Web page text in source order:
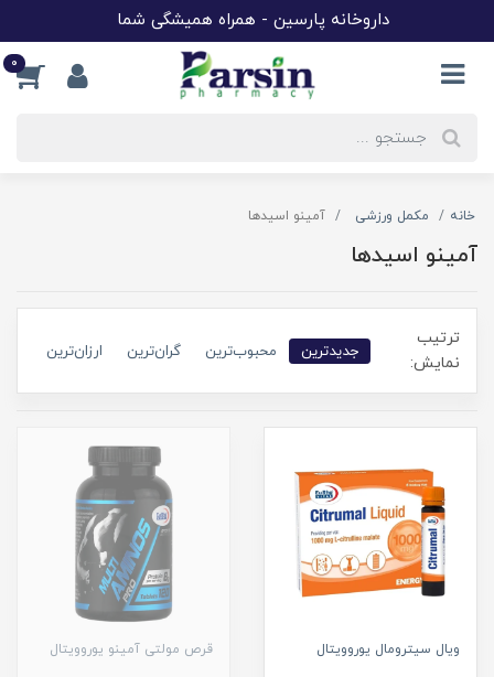
داروخانه پارسین - همراه همیشگی شما
0
خانه مکمل ورزشی آمینو اسیدها
آمینو اسیدها
ترتیب
نمایش:
جدیدترین محبوب‌ترین گران‌ترین ارزان‌ترین
ویال سیترومال یوروویتال قرص مولتی آمینو یوروویتال